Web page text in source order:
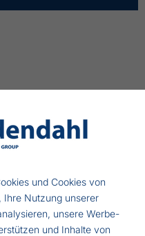
PREIS KAUFEN
und Cookies von
Ihre Nutzung unserer
unsere Werbe-
und Inhalte von